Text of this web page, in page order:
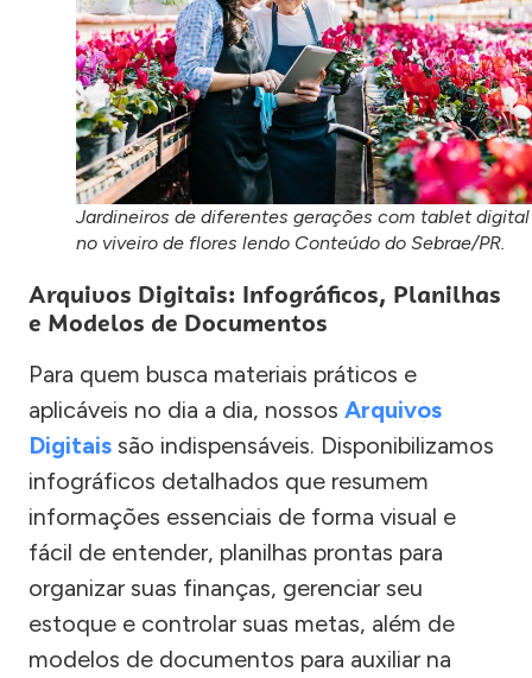
Jardineiros de diferentes gerações com tablet digital
no viveiro de flores lendo Conteúdo do Sebrae/PR.
Arquivos Digitais: Infográficos, Planilhas
e Modelos de Documentos
Para quem busca materiais práticos e
aplicáveis no dia a dia, nossos Arquivos
Digitais são indispensáveis. Disponibilizamos
infográficos detalhados que resumem
informações essenciais de forma visual e
fácil de entender, planilhas prontas para
organizar suas finanças, gerenciar seu
estoque e controlar suas metas, além de
modelos de documentos para auxiliar na